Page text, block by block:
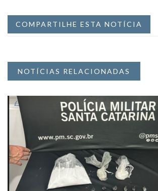
COMPARTILHE ESTA NOTÍCIA
NOTÍCIAS RELACIONADAS